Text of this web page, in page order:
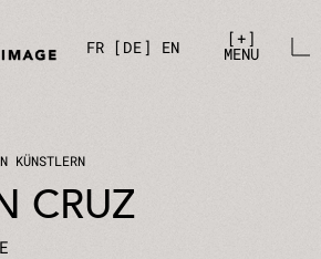
FR
DE EN +
MENU
KÜNSTLERN
CRUZ